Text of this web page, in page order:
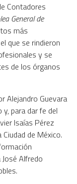
Contadores
General de
más
que se rindieron
y se
de los órganos
Alejandro Guevara
para dar fe del
Isaías Pérez
de México.
Alfredo